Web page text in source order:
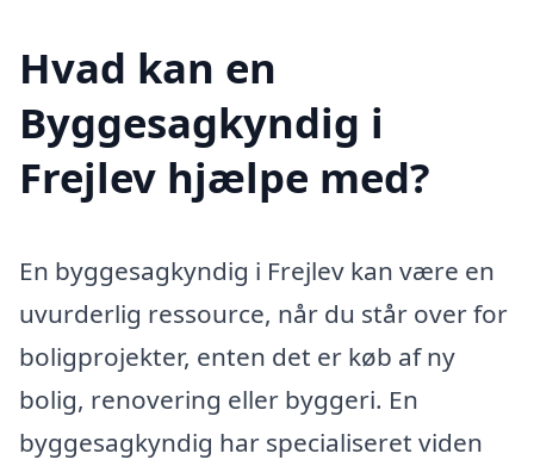
Hvad kan en
Byggesagkyndig i
Frejlev hjælpe med?
En byggesagkyndig i Frejlev kan være en
uvurderlig ressource, når du står over for
boligprojekter, enten det er køb af ny
bolig, renovering eller byggeri. En
byggesagkyndig har specialiseret viden